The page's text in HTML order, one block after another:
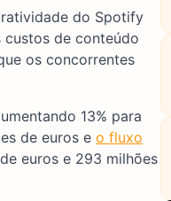
do Spotify
custos de conteúdo
os concorrentes
13% para
de euros e o fluxo
euros e 293 milhões